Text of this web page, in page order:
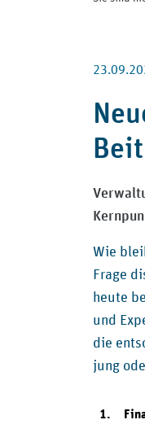
Wie
Frage
heute
und
die
jung
1.